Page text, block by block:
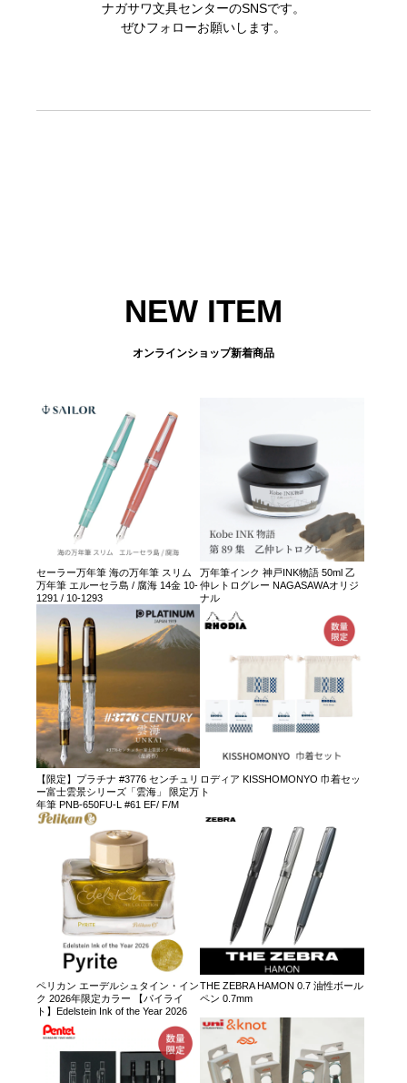
ナガサワ文具センターのSNSです。
ぜひフォローお願いします。
NEW ITEM
オンラインショップ新着商品
セーラー万年筆 海の万年筆 スリム
万年筆 エルーセラ島 / 腐海 14金 10-
1291 / 10-1293
万年筆インク 神戸INK物語 50ml 乙
仲レトログレー NAGASAWAオリジ
ナル
【限定】プラチナ #3776 センチュリ
ー富士雲景シリーズ「雲海」 限定万
年筆 PNB-650FU-L #61 EF/ F/M
ロディア KISSHOMONYO 巾着セッ
ト
ペリカン エーデルシュタイン・イン
ク 2026年限定カラー 【パイライ
ト】Edelstein Ink of the Year 2026
THE ZEBRA HAMON 0.7 油性ボール
ペン 0.7mm